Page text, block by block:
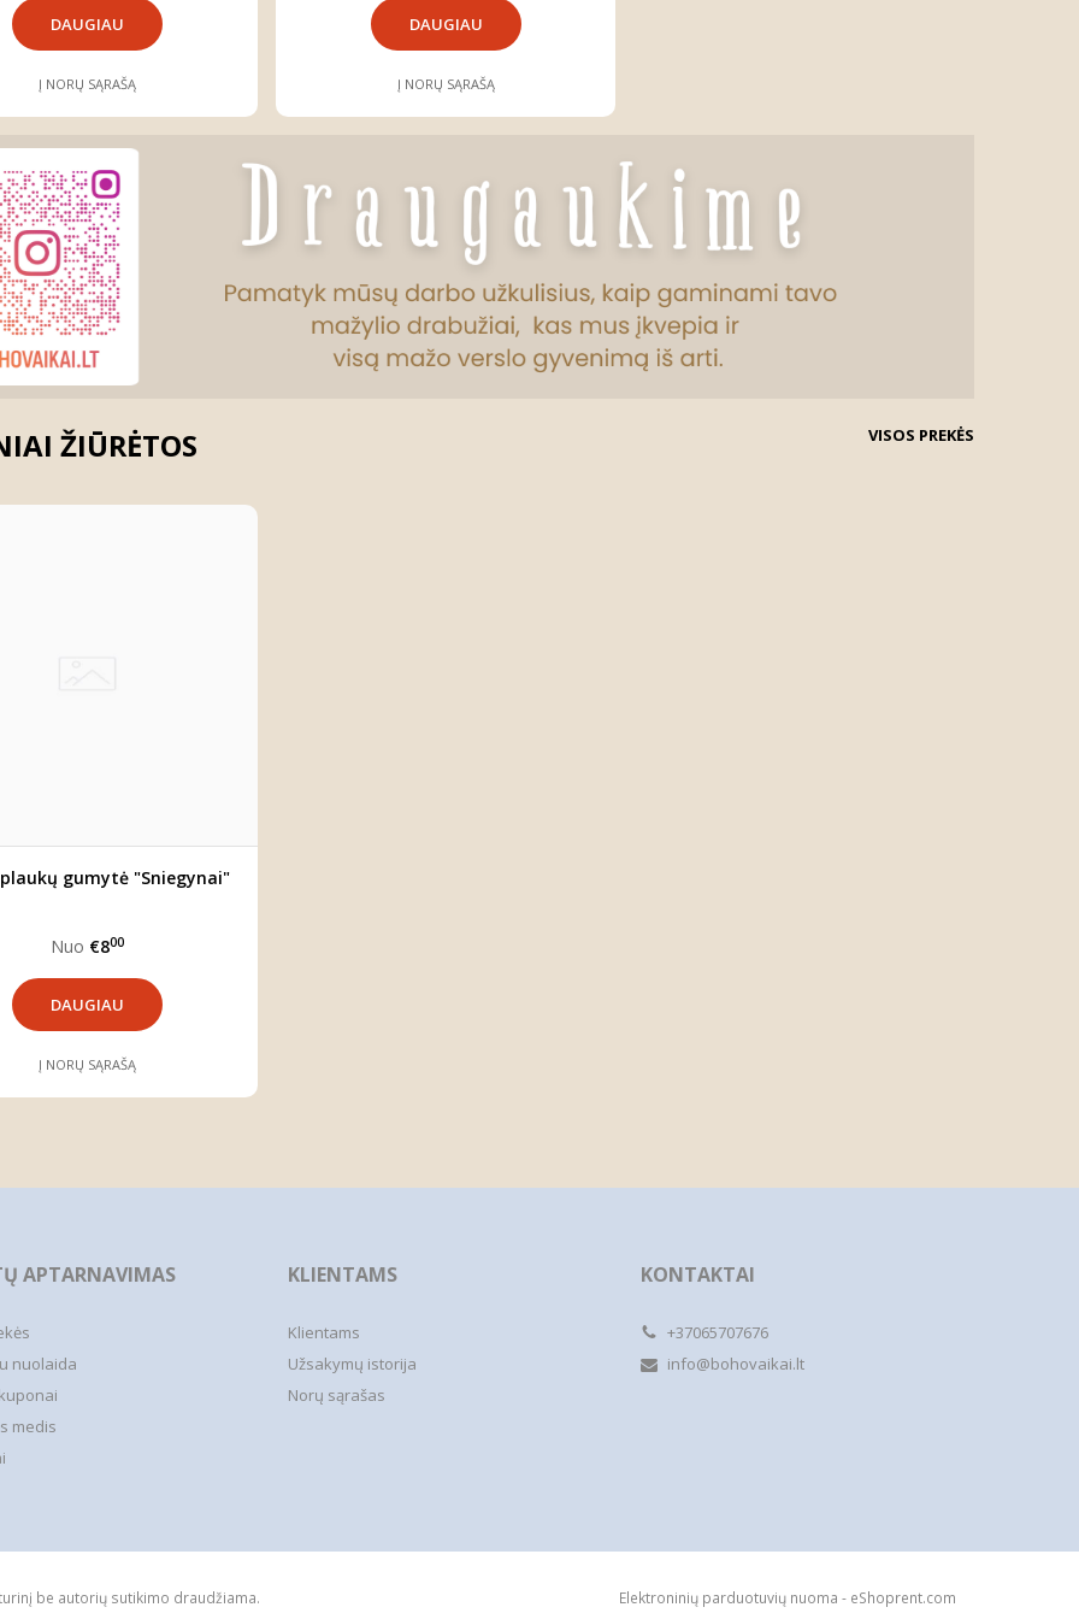
DAUGIAU
Į NORŲ SĄRAŠĄ
DAUGIAU
Į NORŲ SĄRAŠĄ
ŽIŪRĖTOS VISOS PREKĖS
gumytė "Sniegynai"
Nuo €800
DAUGIAU
Į NORŲ SĄRAŠĄ
APTARNAVIMAS
nuolaida
medis
KLIENTAMS
Klientams
Užsakymų istorija
Norų sąrašas
KONTAKTAI
+37065707676
info@bohovaikai.lt
be autorių sutikimo draudžiama. Elektroninių parduotuvių nuoma - eShoprent.com